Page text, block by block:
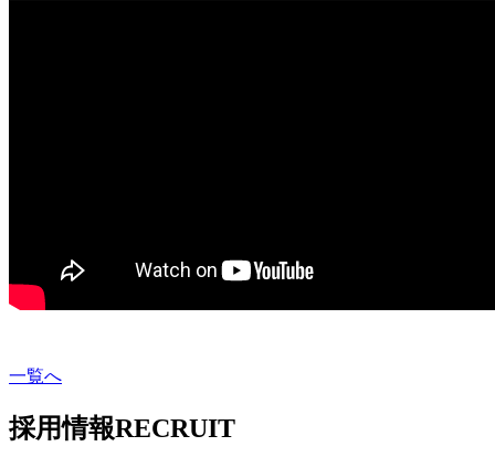
一覧へ
採用情報RECRUIT